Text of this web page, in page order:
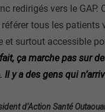
redirigés vers le GAP.
tous les
et surtout accessible
ça marche pas sur
y a des gens qui
d’Action Santé